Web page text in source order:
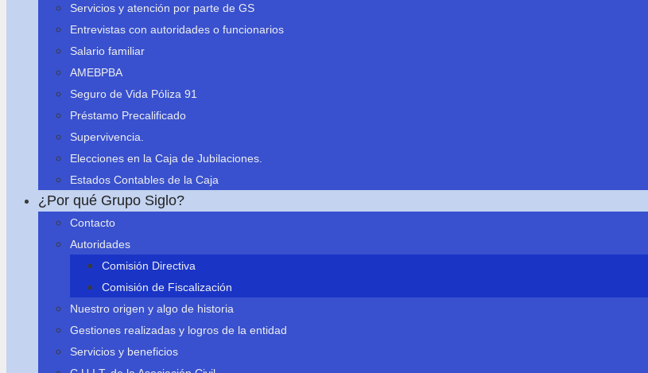
Servicios y atención por parte de GS
Entrevistas con autoridades o funcionarios
Salario familiar
AMEBPBA
Seguro de Vida Póliza 91
Préstamo Precalificado
Supervivencia.
Elecciones en la Caja de Jubilaciones.
Estados Contables de la Caja
¿Por qué Grupo Siglo?
Contacto
Autoridades
Comisión Directiva
Comisión de Fiscalización
Nuestro origen y algo de historia
Gestiones realizadas y logros de la entidad
Servicios y beneficios